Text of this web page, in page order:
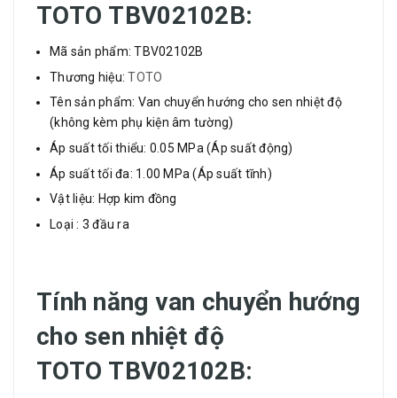
TOTO TBV02102B:
Mã sản phẩm: TBV02102B
Thương hiệu:TOTO
Tên sản phẩm: Van chuyển hướng cho sen nhiệt độ
(không kèm phụ kiện âm tường)
Áp suất tối thiểu: 0.05 MPa (Áp suất động)
Áp suất tối đa: 1.00 MPa (Áp suất tĩnh)
Vật liệu: Hợp kim đồng
Loại : 3 đầu ra
Tính năng van chuyển hướng
cho sen nhiệt độ
TOTO TBV02102B: